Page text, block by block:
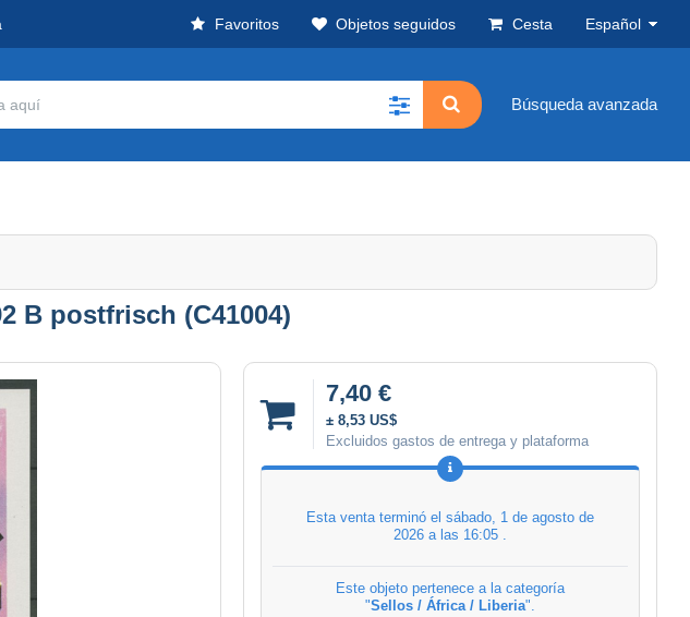
Favoritos Objetos seguidos Cesta Español
Búsqueda avanzada
B postfrisch (C41004)
7,40 €
± 8,53 US$
Excluidos gastos de entrega y plataforma
Esta venta terminó el sábado, 1 de agosto de
2026 a las 16:05
Este objeto pertenece a la categoría
"Sellos / África / Liberia".